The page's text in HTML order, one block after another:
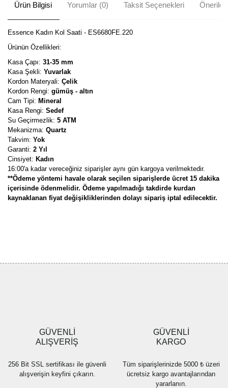
Ürün Bilgisi Yorumlar (0) Taksit Seçenekleri
Essence Kadın Kol Saati - ES6680FE.220
Ürünün Özellikleri:
Kasa Çapı: 31-35 mm
Kasa Şekli: Yuvarlak
Kordon Materyali: Çelik
Kordon Rengi: gümüş - altın
Cam Tipi: Mineral
Kasa Rengi: Sedef
Su Geçirmezlik: 5 ATM
Mekanizma: Quartz
Takvim: Yok
Garanti: 2 Yıl
Cinsiyet: Kadın
16:00'a kadar vereceğiniz siparişler aynı gün kargoya verilmektedir.
**Ödeme yöntemi havale olarak seçilen siparişlerde ücret 15 dakika
içerisinde ödenmelidir. Ödeme yapılmadığı takdirde kurdan
kaynaklanan fiyat değişikliklerinden dolayı sipariş iptal edilecektir.
Ürün fiyatı diğer sitelerden daha pahalı.
Bu ürüne benzer farklı alternatifler olmalı.
GÜVENLİ
ALIŞVERİŞ
256 Bit SSL sertifikası ile güvenli
alışverişin keyfini çıkarın.
GÜVENLİ
KARGO
Tüm siparişlerinizde 5000 ₺ üzeri
ücretsiz kargo avantajlarından
yararlanın.